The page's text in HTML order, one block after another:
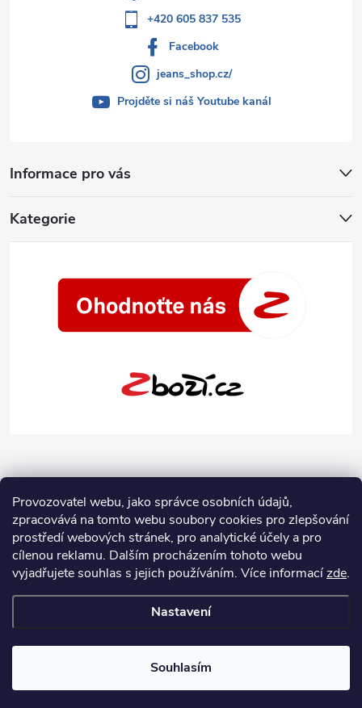
Provozovatel webu, jako správce osobních údajů,
zpracovává na tomto webu soubory cookies pro zlepšování
prostředí webových stránek, pro analytické účely a pro
cílenou reklamu. Dalším procházením tohoto webu
vyjadřujete souhlas s jejich používáním. Více informacízde.
Nastavení
Souhlasím
Informace pro vás
Kategorie
+420 605 837 535
Facebook
jeans_shop.cz/
Projděte si náš Youtube kanál
nastavení cookies